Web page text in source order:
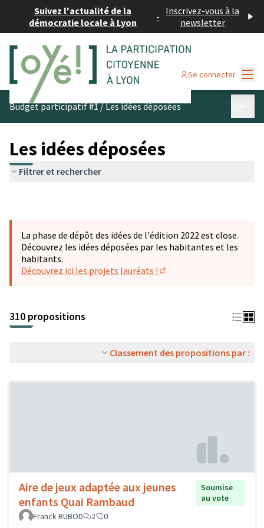
Suivez l'actualité de la
démocratie locale à Lyon
- Inscrivez-vous à la
newsletter
Se connecter
Budget participatif #1/Les idées déposées
Les idées déposées
Filtrer et rechercher
La phase de dépôt des idées de l'édition 2022 est close.
Découvrez les idées déposées par les habitantes et les
habitants.
Découvrez ici les projets lauréats !
310 propositions
Classement des propositions par :
Aire de jeux adaptée aux jeunes
enfants Quai Rambaud
Soumise
au vote
Franck RUBOD
2 0